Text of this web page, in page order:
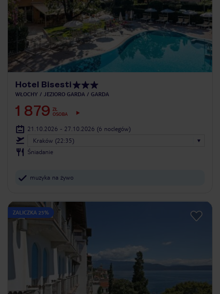
Hotel Bisesti
WŁOCHY JEZIORO GARDA GARDA
1 879 ZŁ
OSOBA
21.10.2026 - 27.10.2026 (6 noclegów)
Kraków (22:35)
Śniadanie
muzyka na żywo
ZALICZKA 25%